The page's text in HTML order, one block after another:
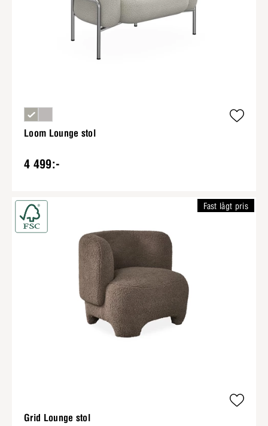
Loom Lounge stol
4 499:-
Grid Lounge stol
Fast lågt pris